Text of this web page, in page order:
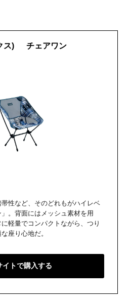
ス) チェアワン
性など、そのどれもがハイレベ
。背面にはメッシュ素材を用
軽量でコンパクトながら、つり
座り心地だ。
イトで購入する